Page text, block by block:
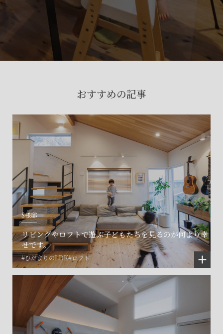
おすすめの記事
S様邸
リビングやロフトで遊ぶ子どもたちを見るのが何より幸
せです。
#ひだまりのLDK#ロフト
会社に関することや物件についての
お問い合わせはこちらから
土地の活用・賃貸経営に関する
ご相談はこちら
関連施設一覧
©SET inc.